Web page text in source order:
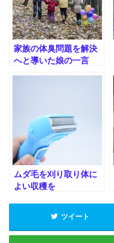
家族の体臭問題を解決
へと導いた娘の一言
ムダ毛を刈り取り体に
よい収穫を
ツイート